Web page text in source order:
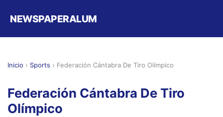
NEWSPAPERALUM
Inicio › Sports › Federación Cántabra De Tiro Olímpico
Federación Cántabra De Tiro
Olímpico